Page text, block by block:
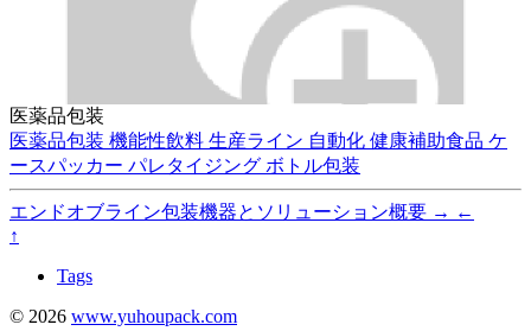
医薬品包装
医薬品包装 機能性飲料 生産ライン 自動化 健康補助食品 ケ
ースパッカー パレタイジング ボトル包装
エンドオブライン包装機器とソリューション概要 → ←
↑
Tags
© 2026 www.yuhoupack.com